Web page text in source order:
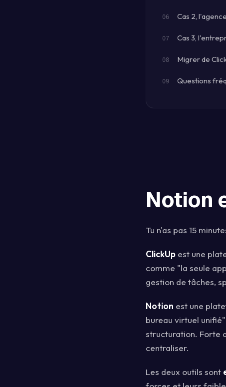
Cas 2,
Cas 3,
Migrer de
Questions
Notion
Tu n'as pas 15
ClickUp est une
comme "la seule
gestion de tâches,
Notion est une
bureau virtuel
structuration. Forte
centraliser.
Les deux outils sont